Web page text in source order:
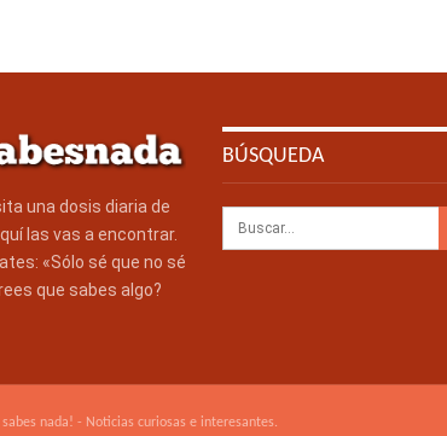
una dosis diaria de
las vas a encontrar.
«Sólo sé que no sé
que sabes algo?
BÚSQUEDA
nada! - Noticias curiosas e interesantes.